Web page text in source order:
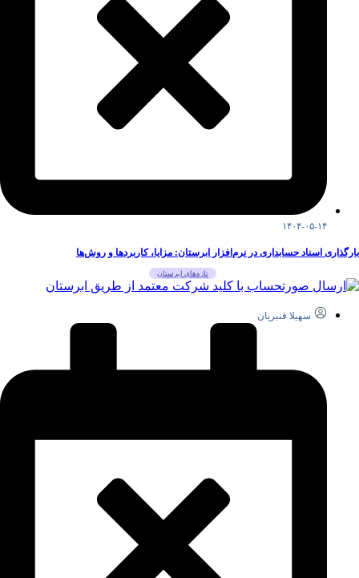
۱۴۰۴-۰۵-۱۴
بارگذاری اسناد حسابداری در نرم‌افزار ابرستان: مزایا، کاربردها و روش‌ها
تازه‌های ابرستان
سهیلا قنبریان